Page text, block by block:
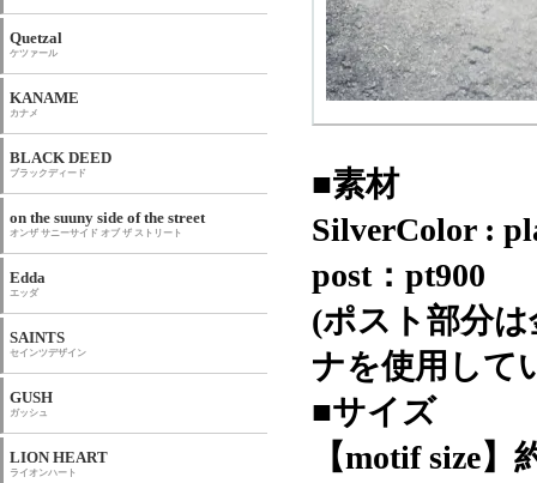
■素材
SilverColor :
post：pt900
(ポスト部分
ナを使用して
■サイズ
【motif size】
Quetzal
ケツァール
KANAME
カナメ
BLACK DEED
ブラックディード
on the suuny side of the street
オンザ サニーサイド オブ ザ ストリート
Edda
エッダ
SAINTS
セインツデザイン
GUSH
ガッシュ
LION HEART
ライオンハート